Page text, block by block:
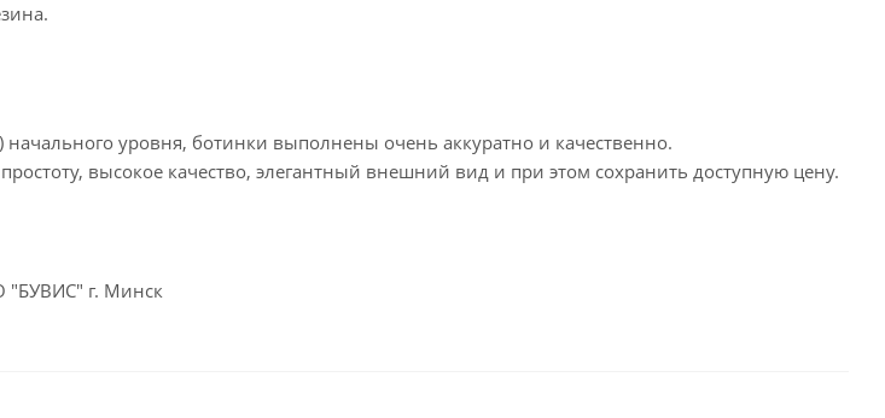
начального уровня, ботинки выполнены очень аккуратно и качественно.
высокое качество, элегантный внешний вид и при этом сохранить доступную цену.
г. Минск